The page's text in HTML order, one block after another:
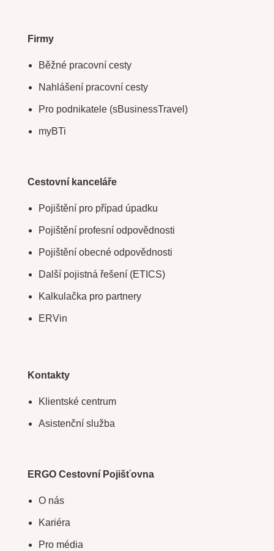
Firmy
Běžné pracovní cesty
Nahlášení pracovní cesty
Pro podnikatele (sBusinessTravel)
myBTi
Cestovní kanceláře
Pojištění pro případ úpadku
Pojištění profesní odpovědnosti
Pojištění obecné odpovědnosti
Další pojistná řešení (ETICS)
Kalkulačka pro partnery
ERVin
Kontakty
Klientské centrum
Asistenční služba
ERGO Cestovní Pojišťovna
O nás
Kariéra
Pro média